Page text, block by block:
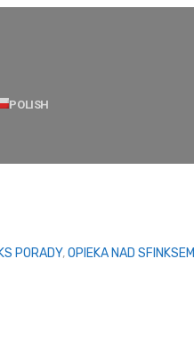
POLISH
PORADY,OPIEKA NAD SFINKSEM